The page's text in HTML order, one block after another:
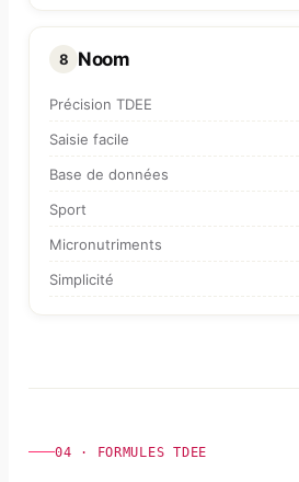
8 Noom
Précision TDEE
Saisie facile
Base de données
Sport
Micronutriments
Simplicité
04 · FORMULES TDEE